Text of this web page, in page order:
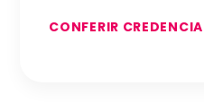
CONFERIR